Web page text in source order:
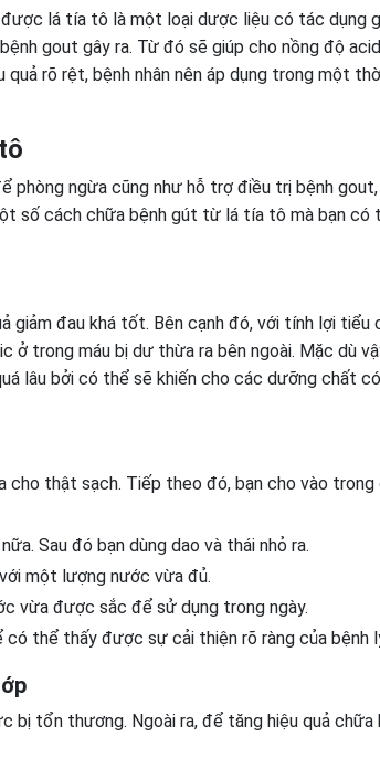
lá tía tô là một loại dược liệu có tác dụng
gout gây ra. Từ đó sẽ giúp cho nồng độ
rõ rệt, bệnh nhân nên áp dụng trong một
phòng ngừa cũng như hỗ trợ điều trị bệnh
số cách chữa bệnh gút từ lá tía tô mà bạn có
giảm đau khá tốt. Bên cạnh đó, với tính lợi tiểu
trong máu bị dư thừa ra bên ngoài. Mặc dù
lâu bởi có thể sẽ khiến cho các dưỡng chất
cho thật sạch. Tiếp theo đó, bạn cho vào trong
Sau đó bạn dùng dao và thái nhỏ ra.
một lượng nước vừa đủ.
vừa được sắc để sử dụng trong ngày.
thể thấy được sự cải thiện rõ ràng của bệnh
bị tổn thương. Ngoài ra, để tăng hiệu quả chữa